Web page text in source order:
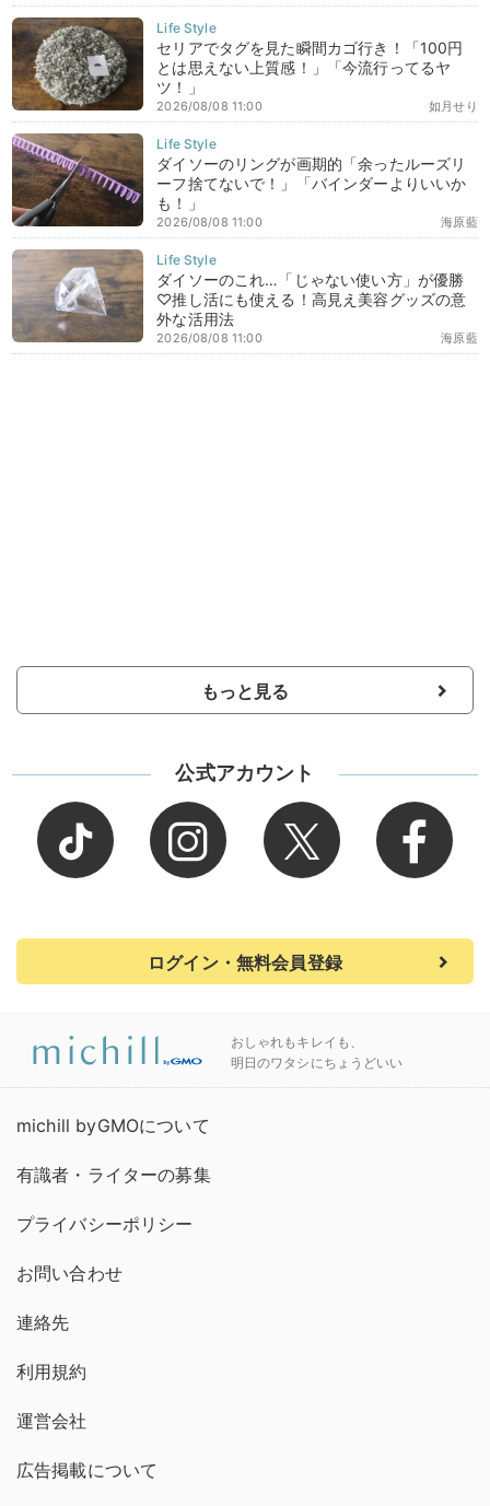
セリアでタグを見た瞬間カゴ行き！「100円
とは思えない上質感！」「今流行ってるヤ
ツ！」
如月せり
2026/08/08 11:00
ダイソーのリングが画期的「余ったルーズリ
ーフ捨てないで！」「バインダーよりいいか
も！」
海原藍
2026/08/08 11:00
ダイソーのこれ…「じゃない使い方」が優勝
♡推し活にも使える！高見え美容グッズの意
外な活用法
海原藍
2026/08/08 11:00
もっと見る
公式アカウント
ログイン・無料会員登録
おしゃれもキレイも、
明日のワタシにちょうどいい
michill byGMOについて
有識者・ライターの募集
プライバシーポリシー
お問い合わせ
連絡先
利用規約
運営会社
広告掲載について